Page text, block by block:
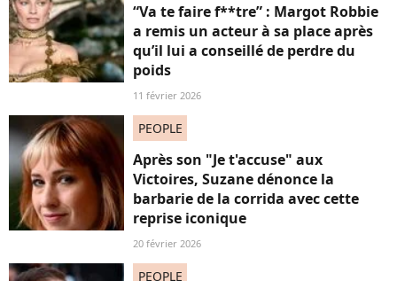
“Va te faire f**tre” : Margot Robbie
a remis un acteur à sa place après
qu’il lui a conseillé de perdre du
poids
11 février 2026
PEOPLE
Après son "Je t'accuse" aux
Victoires, Suzane dénonce la
barbarie de la corrida avec cette
reprise iconique
20 février 2026
PEOPLE